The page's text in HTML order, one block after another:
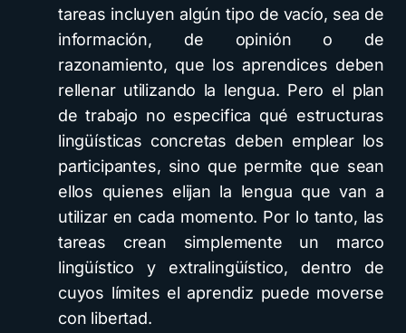
tareas incluyen algún tipo de vacío, sea de
información, de opinión o de
razonamiento, que los aprendices deben
rellenar utilizando la lengua. Pero el plan
de trabajo no especifica qué estructuras
lingüísticas concretas deben emplear los
participantes, sino que permite que sean
ellos quienes elijan la lengua que van a
utilizar en cada momento. Por lo tanto, las
tareas crean simplemente un marco
lingüístico y extralingüístico, dentro de
cuyos límites el aprendiz puede moverse
con libertad.